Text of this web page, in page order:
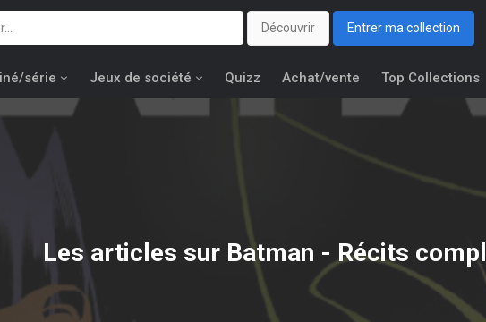
Découvrir Entrer ma collection
série Jeux de société Quizz Achat/vente Top Collections
Les articles sur Batman - Récits